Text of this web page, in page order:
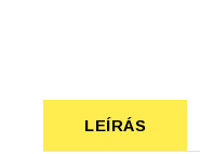
LEÍRÁS